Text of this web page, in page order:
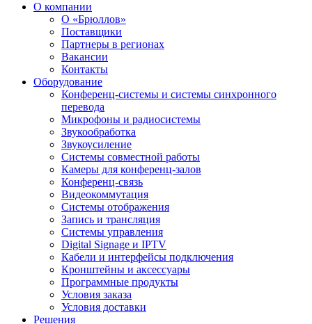
О компании
О «Брюллов»
Поставщики
Партнеры в регионах
Вакансии
Контакты
Оборудование
Конференц-системы и системы синхронного
перевода
Микрофоны и радиосистемы
Звукообработка
Звукоусиление
Системы совместной работы
Камеры для конференц-залов
Конференц-связь
Видеокоммутация
Системы отображения
Запись и трансляция
Системы управления
Digital Signage и IPTV
Кабели и интерфейсы подключения
Кронштейны и аксессуары
Программные продукты
Условия заказа
Условия доставки
Решения